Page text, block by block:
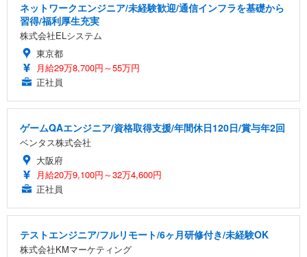
ネットワークエンジニア/未経験歓迎/通信インフラを基礎から
習得/福利厚生充実
株式会社ELシステム
東京都
月給29万8,700円～55万円
正社員
ゲームQAエンジニア/資格取得支援/年間休日120日/賞与年2回
ベンタス株式会社
大阪府
月給20万9,100円～32万4,600円
正社員
テストエンジニア/フルリモート/6ヶ月研修付き/未経験OK
株式会社KMマーケティング